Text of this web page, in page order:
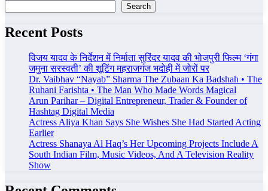
Search
Recent Posts
विजय यादव के निर्देशन में निर्माता सुरिंदर यादव की भोजपुरी फिल्म ‘गंगा
जमुना सरस्वती’ की शूटिंग महराजगंज भदोही में जोरों पर
Dr. Vaibhav “Nayab” Sharma The Zubaan Ka Badshah • The
Ruhani Farishta • The Man Who Made Words Magical
Arun Parihar – Digital Entrepreneur, Trader & Founder of
Hashtag Digital Media
Actress Aliya Khan Says She Wishes She Had Started Acting
Earlier
Actress Shanaya Al Haq’s Her Upcoming Projects Include A
South Indian Film, Music Videos, And A Television Reality
Show